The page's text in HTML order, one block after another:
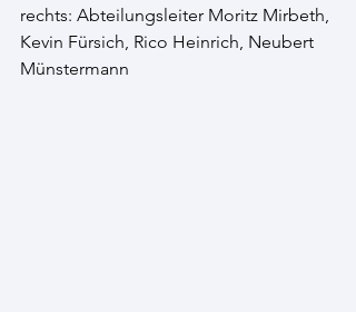
rechts: Abteilungsleiter Moritz Mirbeth,
Kevin Fürsich, Rico Heinrich, Neubert
Münstermann